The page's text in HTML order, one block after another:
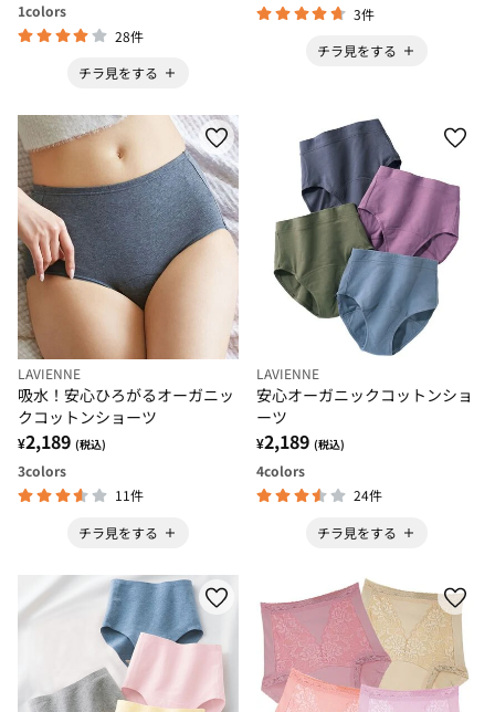
1colors
28件
チラ見をする
3件
チラ見をする
LAVIENNE
吸水！安心ひろがるオーガニッ
クコットンショーツ
¥2,189 (税込)
3colors
11件
チラ見をする
LAVIENNE
安心オーガニックコットンショ
ーツ
¥2,189 (税込)
4colors
24件
チラ見をする